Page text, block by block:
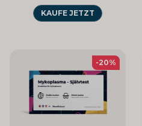
KAUFE JETZT
-20%